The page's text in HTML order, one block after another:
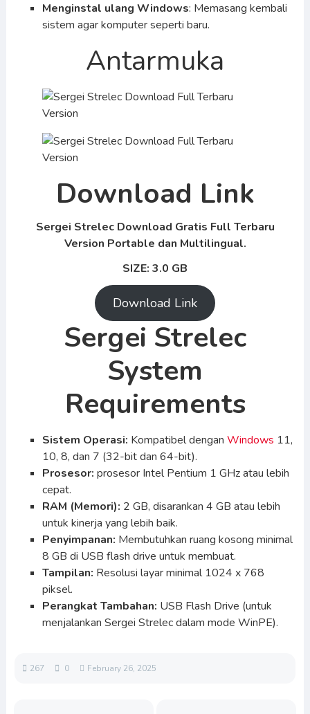
Menginstal ulang Windows: Memasang kembali
sistem agar komputer seperti baru.
Antarmuka
Download Link
Sergei Strelec Download Gratis Full Terbaru
Version Portable dan Multilingual.
SIZE: 3.0 GB
Download Link
Sergei Strelec
System
Requirements
Sistem Operasi: Kompatibel dengan Windows 11,
10, 8, dan 7 (32-bit dan 64-bit).
Prosesor: prosesor Intel Pentium 1 GHz atau lebih
cepat.
RAM (Memori): 2 GB, disarankan 4 GB atau lebih
untuk kinerja yang lebih baik.
Penyimpanan: Membutuhkan ruang kosong minimal
8 GB di USB flash drive untuk membuat.
Tampilan: Resolusi layar minimal 1024 x 768
piksel.
Perangkat Tambahan: USB Flash Drive (untuk
menjalankan Sergei Strelec dalam mode WinPE).
267 0 February 26, 2025